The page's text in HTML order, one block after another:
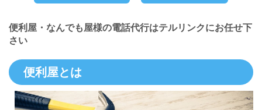
便利屋・なんでも屋様の電話代行はテルリンクにお任せ下
さい
便利屋とは